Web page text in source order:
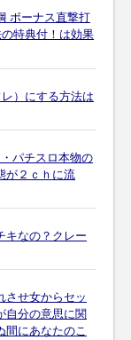
ボーナス直撃打
特典付！は効果
）にする方法は
パチスロ本物の
が２ｃｈに流
キなの？クレー
させ女からセッ
自分の意思に関
間にあなたのこ